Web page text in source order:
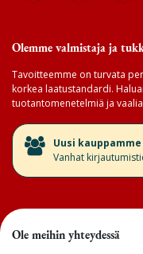
Olemme valmistaja ja
Tavoitteemme on turvata
korkea laatustandardi.
tuotantomenetelmiä ja
​Uusi
Vanhat
Ole meihin yhteydessä